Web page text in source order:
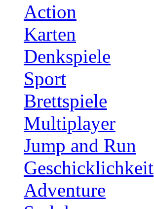
Action
Karten
Denkspiele
Sport
Brettspiele
Multiplayer
Jump and Run
Geschicklichkeit
Adventure